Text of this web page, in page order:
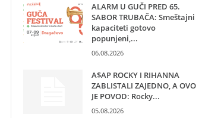
ALARM U GUČI PRED 65.
SABOR TRUBAČA: Smeštajni
kapaciteti gotovo
popunjeni,...
06.08.2026
A$AP ROCKY I RIHANNA
ZABLISTALI ZAJEDNO, A OVO
JE POVOD: Rocky...
05.08.2026